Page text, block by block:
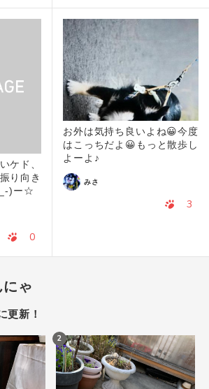
ケド、
り向き
)ー☆
0
お外は気持ち良いよね😀今度
はこっちだよ😀もっと散歩し
よーよ♪
みさ
3
にゃ
更新！
2